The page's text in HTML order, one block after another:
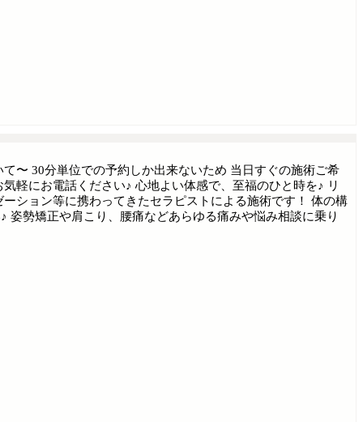
〜 30分単位での予約しか出来ないため 当日すぐの施術ご希
軽にお電話ください♪ 心地よい体感で、至福のひと時を♪ リ
ション等に携わってきたセラピストによる施術です！ 体の構
勢矯正や肩こり、腰痛などあらゆる痛みや悩み相談に乗り